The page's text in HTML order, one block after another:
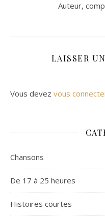
Auteur,
LAISSER
Vous devez vous
Chansons
De 17 à 25 heures
Histoires courtes